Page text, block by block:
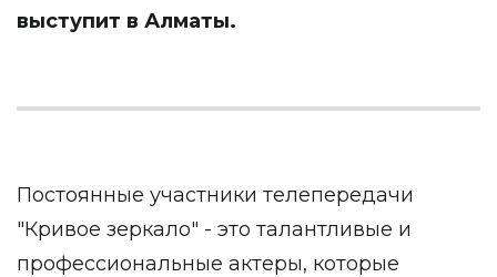
выступит в Алматы.
Постоянные участники телепередачи
"Кривое зеркало" - это талантливые и
профессиональные актеры, которые